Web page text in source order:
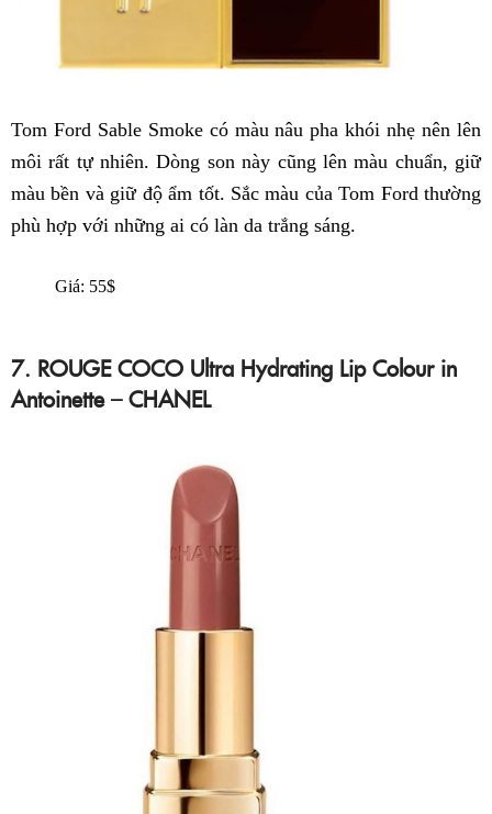
Tom Ford Sable Smoke có màu nâu pha khói nhẹ nên lên
môi rất tự nhiên. Dòng son này cũng lên màu chuẩn, giữ
màu bền và giữ độ ẩm tốt. Sắc màu của Tom Ford thường
phù hợp với những ai có làn da trắng sáng.
Giá: 55$
7. ROUGE COCO Ultra Hydrating Lip Colour in
Antoinette – CHANEL